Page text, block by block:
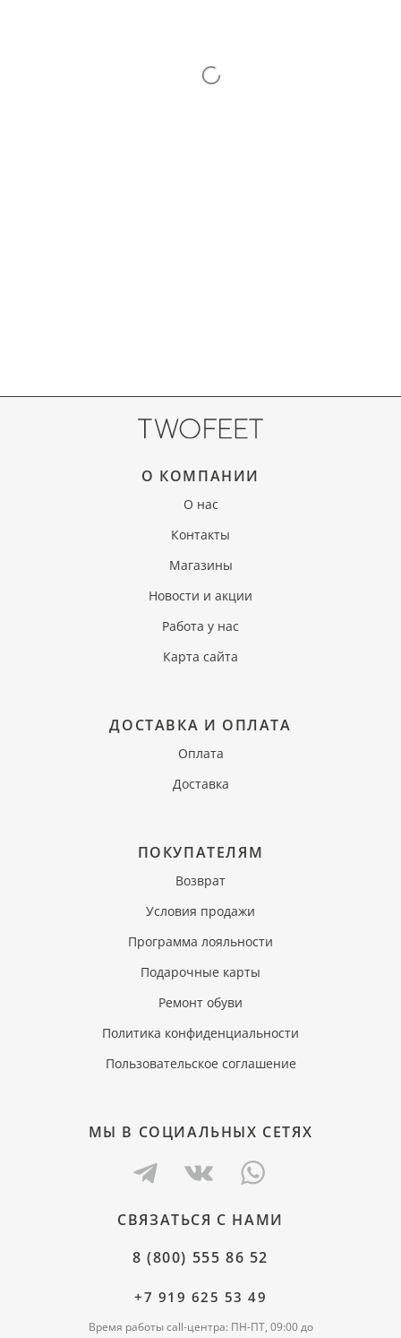
О КОМПАНИИ
О нас
Контакты
Магазины
Новости и акции
Работа у нас
Карта сайта
ДОСТАВКА И ОПЛАТА
Оплата
Доставка
ПОКУПАТЕЛЯМ
Возврат
Условия продажи
Программа лояльности
Подарочные карты
Ремонт обуви
Политика конфиденциальности
Пользовательское соглашение
МЫ В СОЦИАЛЬНЫХ СЕТЯХ
СВЯЗАТЬСЯ С НАМИ
8 (800) 555 86 52
+7 919 625 53 49
Время работы call-центра: ПН-ПТ, 09:00 до